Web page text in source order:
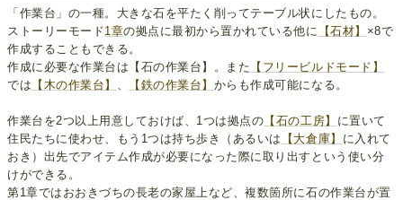
「作業台」の一種。大きな石を平たく削ってテーブル状にしたもの。
ストーリーモード1章の拠点に最初から置かれている他に 【石材】 ×8で
作成することもできる。
作成に必要な作業台は【石の作業台】。また 【フリービルドモード】
では 【木の作業台】 【鉄の作業台】 からも作成可能になる。
作業台を2つ以上用意しておけば、1つは拠点の 【石の工房】 に置いて
住民たちに使わせ、もう1つは持ち歩き（あるいは
【大倉庫】 に入れて
おき）出先でアイテム作成が必要になった際に取り出すという使い分
けができる。
第1章ではおおきづちの長老の家屋上など、複数箇所に石の作業台が置